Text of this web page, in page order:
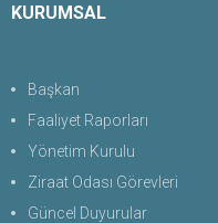
KURUMSAL
Başkan
Faaliyet Raporları
Yönetim Kurulu
Ziraat Odası Görevleri
Güncel Duyurular